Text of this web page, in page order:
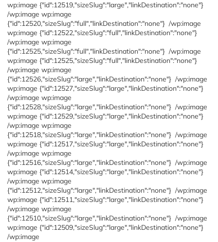
wp:image {"id":12519,"sizeSlug":"large","linkDestination":"none"}
/wp:image wp:image
{"id":12520,"sizeSlug":"full","linkDestination":"none"} /wp:image
wp:image {"id":12522,"sizeSlug":"full","linkDestination":"none"}
/wp:image wp:image
{"id":12525,"sizeSlug":"full","linkDestination":"none"} /wp:image
wp:image {"id":12525,"sizeSlug":"full","linkDestination":"none"}
/wp:image wp:image
{"id":12526,"sizeSlug":"large","linkDestination":"none"} /wp:image
wp:image {"id":12527,"sizeSlug":"large","linkDestination":"none"}
/wp:image wp:image
{"id":12528,"sizeSlug":"large","linkDestination":"none"} /wp:image
wp:image {"id":12529,"sizeSlug":"large","linkDestination":"none"}
/wp:image wp:image
{"id":12518,"sizeSlug":"large","linkDestination":"none"} /wp:image
wp:image {"id":12517,"sizeSlug":"large","linkDestination":"none"}
/wp:image wp:image
{"id":12516,"sizeSlug":"large","linkDestination":"none"} /wp:image
wp:image {"id":12514,"sizeSlug":"large","linkDestination":"none"}
/wp:image wp:image
{"id":12512,"sizeSlug":"large","linkDestination":"none"} /wp:image
wp:image {"id":12511,"sizeSlug":"large","linkDestination":"none"}
/wp:image wp:image
{"id":12510,"sizeSlug":"large","linkDestination":"none"} /wp:image
wp:image {"id":12509,"sizeSlug":"large","linkDestination":"none"}
/wp:image